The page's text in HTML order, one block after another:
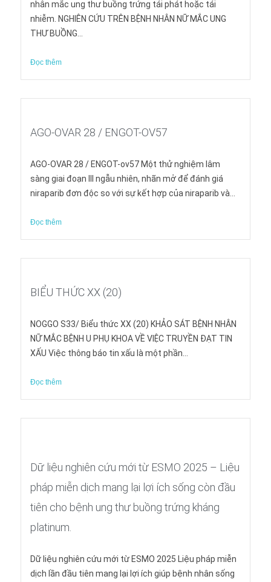
nhân mắc ung thư buồng trứng tái phát hoặc tái
nhiễm. NGHIÊN CỨU TRÊN BỆNH NHÂN NỮ MẮC UNG
THƯ BUỒNG...
Đọc thêm
AGO-OVAR 28 / ENGOT-OV57
AGO-OVAR 28 / ENGOT-ov57 Một thử nghiệm lâm
sàng giai đoạn III ngẫu nhiên, nhãn mở để đánh giá
niraparib đơn độc so với sự kết hợp của niraparib và...
Đọc thêm
BIỂU THỨC XX (20)
NOGGO S33/ Biểu thức XX (20) KHẢO SÁT BỆNH NHÂN
NỮ MẮC BỆNH U PHỤ KHOA VỀ VIỆC TRUYỀN ĐẠT TIN
XẤU Việc thông báo tin xấu là một phần...
Đọc thêm
Dữ liệu nghiên cứu mới từ ESMO 2025 – Liệu
pháp miễn dịch mang lại lợi ích sống còn đầu
tiên cho bệnh ung thư buồng trứng kháng
platinum.
Dữ liệu nghiên cứu mới từ ESMO 2025 Liệu pháp miễn
dịch lần đầu tiên mang lại lợi ích giúp bệnh nhân sống